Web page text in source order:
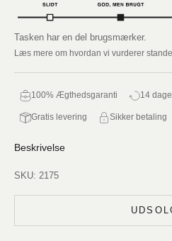
Tasken har en del brugsmærker.
Læs mere om hvordan vi vurderer
100% Ægthedsgaranti 14
Gratis levering Sikker betaling
Beskrivelse
SKU: 2175